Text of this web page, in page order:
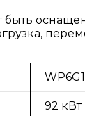
быть
92 кВт